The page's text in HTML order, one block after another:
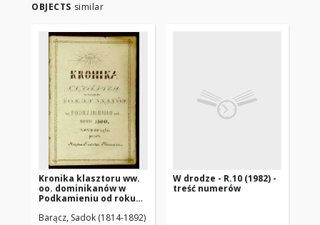
OBJECTS similar
Kronika klasztoru ww.
oo. dominikanów w
Podkamieniu od roku
księdza Sadoka
Barącz, Sadok (1814-1892)
W drodze - R.10 (1982) -
treść numerów